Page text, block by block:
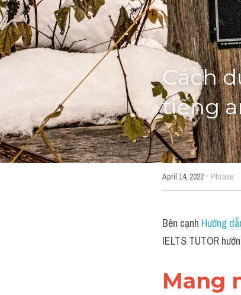
Cách
tiếng
April 14, 2022 · Phrase
Bên cạnh Hướng
IELTS TUTOR
Mang